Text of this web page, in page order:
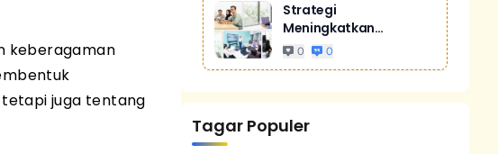
keberagaman
juga tentang
Strategi
Meningkatkan
Penjualan Melalui
0 0
Tagar Populer